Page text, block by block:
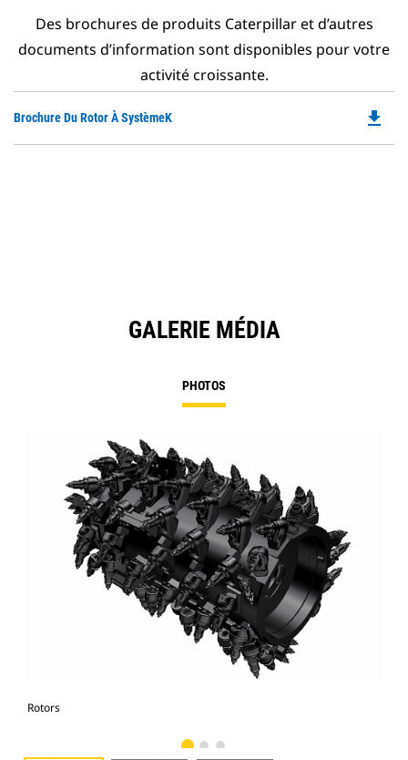
Des brochures de produits Caterpillar et d’autres
documents d’information sont disponibles pour votre
activité croissante.
Brochure Du Rotor À SystèmeK file_download
GALERIE MÉDIA
PHOTOS
Rotors